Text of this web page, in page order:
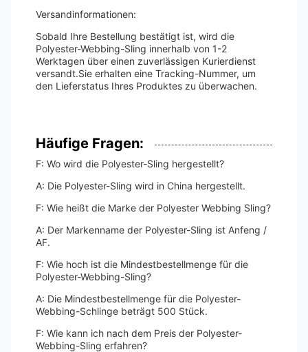
Versandinformationen:
Sobald Ihre Bestellung bestätigt ist, wird die
Polyester-Webbing-Sling innerhalb von 1-2
Werktagen über einen zuverlässigen Kurierdienst
versandt.Sie erhalten eine Tracking-Nummer, um
den Lieferstatus Ihres Produktes zu überwachen.
Häufige Fragen:
F: Wo wird die Polyester-Sling hergestellt?
A: Die Polyester-Sling wird in China hergestellt.
F: Wie heißt die Marke der Polyester Webbing Sling?
A: Der Markenname der Polyester-Sling ist Anfeng /
AF.
F: Wie hoch ist die Mindestbestellmenge für die
Polyester-Webbing-Sling?
A: Die Mindestbestellmenge für die Polyester-
Webbing-Schlinge beträgt 500 Stück.
F: Wie kann ich nach dem Preis der Polyester-
Webbing-Sling erfahren?